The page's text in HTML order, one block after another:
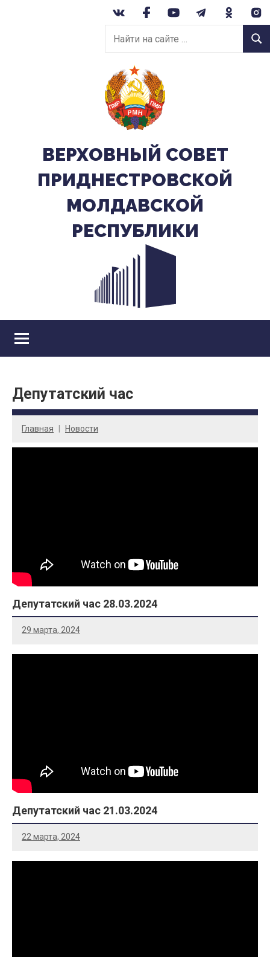
Найти
на
сайте:
ВЕРХОВНЫЙ CОВЕТ
ПРИДНЕСТРОВСКОЙ
МОЛДАВСКОЙ
РЕСПУБЛИКИ
Депутатский час
Главная Новости
Депутатский час 28.03.2024
29 марта, 2024
Депутатский час 21.03.2024
22 марта, 2024